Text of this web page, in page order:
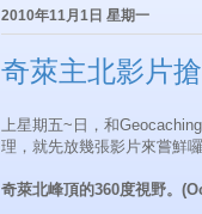
2010年11月1日 星期一
奇萊主北影片
上星期五~日，和
理，就先放幾張影片來嘗鮮囉
奇萊北峰頂的360度視野。